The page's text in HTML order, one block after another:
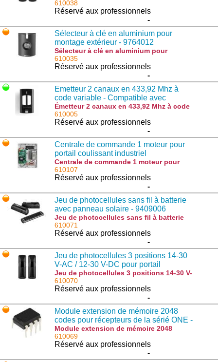
V-AC/V-DC pour portail automatique -
940901764 : PUPILLA
610038
Réservé aux professionnels
-
Sélecteur à clé en aluminium pour
montage extérieur - 9764012
Sélecteur à clé en aluminium pour
montage extérieur - 9764012 : CH
610035
Réservé aux professionnels
-
Émetteur 2 canaux en 433,92 Mhz à
code variable - Compatible avec
TO.GO2VA - 9863065
Émetteur 2 canaux en 433,92 Mhz à code
variable - Compatible avec TO.GO2VA -
9863065 : TO.GO2WV
610005
Réservé aux professionnels
-
Centrale de commande 1 moteur pour
portail coulissant industriel
BUFFALO160 OTI SC 230V AC avec
récepteur intégré - 917604258
Centrale de commande 1 moteur pour
portail coulissant industriel BUFFALO160
OTI SC 230V AC avec récepteur intégré -
917604258 : BUFFALO DRIVE
610107
Réservé aux professionnels
-
Jeu de photocellules sans fil à batterie
avec panneau solaire - 9409006
Jeu de photocellules sans fil à batterie
avec panneau solaire - 9409006 :
PUPILLA.B
610071
Réservé aux professionnels
-
Jeu de photocellules 3 positions 14-30
V-AC / 12-30 V-DC pour portail
automatique - 940901763
Jeu de photocellules 3 positions 14-30 V-
AC / 12-30 V-DC pour portail automatique
- 940901763 : PUPILLA.T
610070
Réservé aux professionnels
-
Module extension de mémoire 2048
codes pour récepteurs de la sérié ONE -
9570001
Module extension de mémoire 2048
codes pour récepteurs de la sérié ONE -
9570001 : MEM2048
610069
Réservé aux professionnels
-